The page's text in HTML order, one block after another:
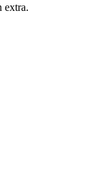
extra.